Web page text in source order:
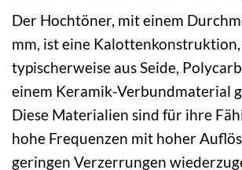
Der Hochtöner, mit einem
mm, ist eine
typischerweise aus Seide,
einem Keramik-Verbundmaterial
Diese Materialien sind für ihre
hohe Frequenzen mit hoher
geringen Verzerrungen